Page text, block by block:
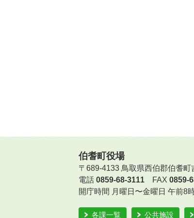
伯耆町役場
〒689-4133 鳥取県西伯郡伯耆町
電話 0859-68-3111 FAX 0859-
開庁時間 月曜日〜金曜日 午前8
各課一覧 公共施設